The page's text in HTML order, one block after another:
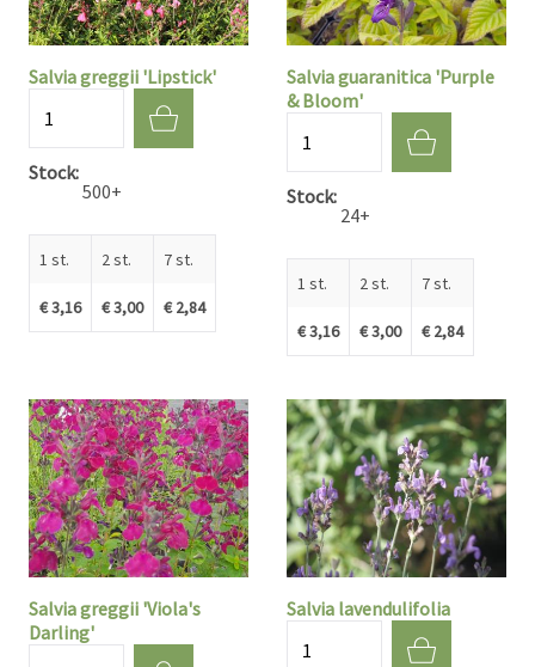
Salvia greggii 'Lipstick'
Stock
500+
1 st.
€ 3,16
2 st.
€ 3,00
7 st.
€ 2,84
Salvia guaranitica 'Purple
& Bloom'
Stock
24+
1 st.
€ 3,16
2 st.
€ 3,00
7 st.
€ 2,84
Salvia greggii 'Viola's
Darling'
Salvia lavendulifolia